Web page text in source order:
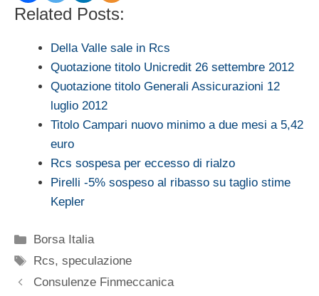
Related Posts:
Della Valle sale in Rcs
Quotazione titolo Unicredit 26 settembre 2012
Quotazione titolo Generali Assicurazioni 12
luglio 2012
Titolo Campari nuovo minimo a due mesi a 5,42
euro
Rcs sospesa per eccesso di rialzo
Pirelli -5% sospeso al ribasso su taglio stime
Kepler
Categorie
Borsa Italia
Tag
Rcs,speculazione
Consulenze Finmeccanica